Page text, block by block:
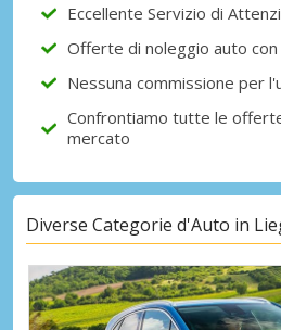
Eccellente Servizio di
Offerte di noleggio auto
Nessuna commissione per
Confrontiamo tutte le
mercato
Diverse Categorie d'Auto in